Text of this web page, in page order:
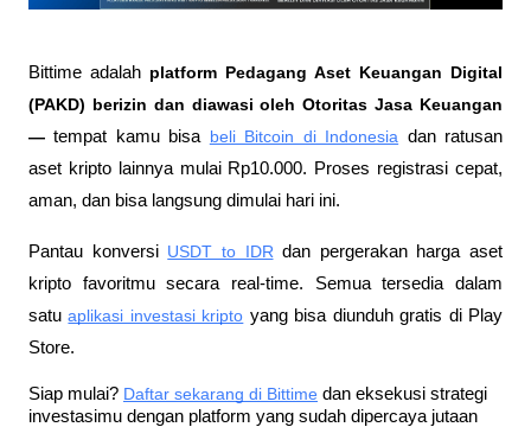
Bittime adalah platform Pedagang Aset Keuangan Digital
(PAKD) berizin dan diawasi oleh Otoritas Jasa Keuangan
— tempat kamu bisa beli Bitcoin di Indonesia dan ratusan
aset kripto lainnya mulai Rp10.000. Proses registrasi cepat,
aman, dan bisa langsung dimulai hari ini.
Pantau konversi USDT to IDR dan pergerakan harga aset
kripto favoritmu secara real-time. Semua tersedia dalam
satu aplikasi investasi kripto yang bisa diunduh gratis di Play
Store.
Siap mulai? Daftar sekarang di Bittime dan eksekusi strategi
investasimu dengan platform yang sudah dipercaya jutaan